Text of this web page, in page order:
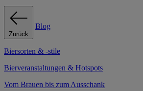
Zurück
Blog
Biersorten & -stile
Bierveranstaltungen & Hotspots
Vom Brauen bis zum Ausschank